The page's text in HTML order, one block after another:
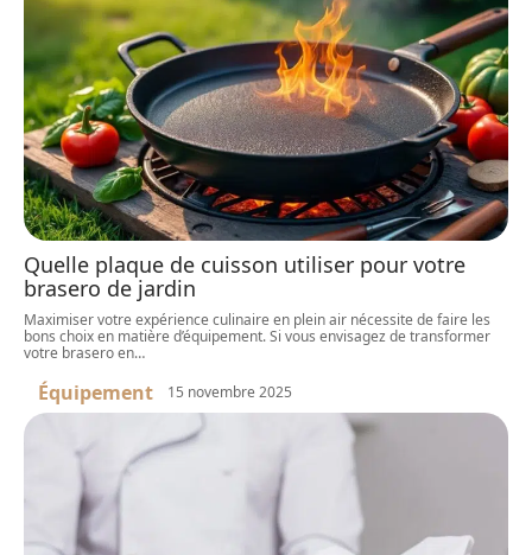
Quelle plaque de cuisson utiliser pour votre
brasero de jardin
Maximiser votre expérience culinaire en plein air nécessite de faire les
bons choix en matière d’équipement. Si vous envisagez de transformer
votre brasero en…
Équipement 15 novembre 2025